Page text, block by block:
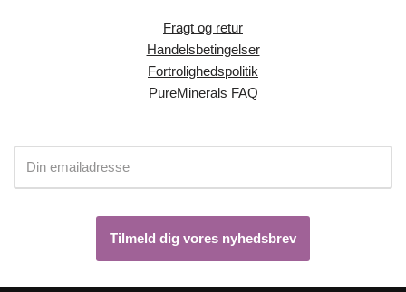
Fragt og retur
Handelsbetingelser
Fortrolighedspolitik
PureMinerals FAQ